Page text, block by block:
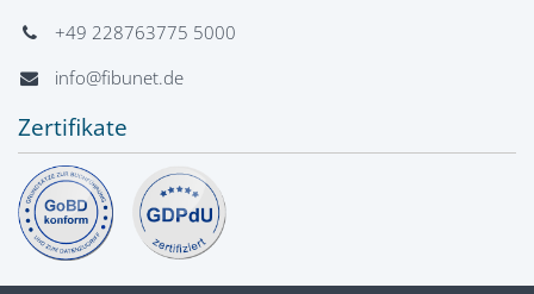
+49 228763775 5000
info@fibunet.de
Zertifikate